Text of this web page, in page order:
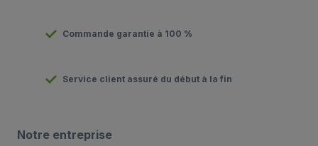
Commande garantie à 100 %
Service client assuré du début à la fin
Notre entreprise